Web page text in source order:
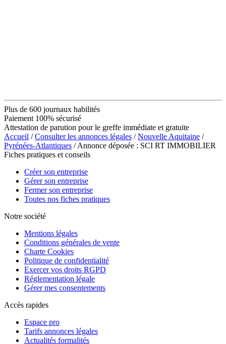
Plus de 600 journaux habilités
Paiement 100% sécurisé
Attestation de parution pour le greffe immédiate et gratuite
Accueil /Consulter les annonces légales /Nouvelle Aquitaine /
Pyrénées-Atlantiques / Annonce déposée : SCI RT IMMOBILIER
Fiches pratiques et conseils
Créer son entreprise
Gérer son entreprise
Fermer son entreprise
Toutes nos fiches pratiques
Notre société
Mentions légales
Conditions générales de vente
Charte Cookies
Politique de confidentialité
Exercer vos droits RGPD
Réglementation légale
Gérer mes consentements
Accès rapides
Espace pro
Tarifs annonces légales
Actualités formalités